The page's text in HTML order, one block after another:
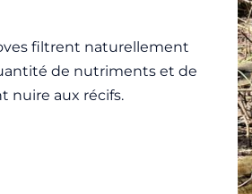
filtrent naturellement
de nutriments et de
nuire aux récifs.